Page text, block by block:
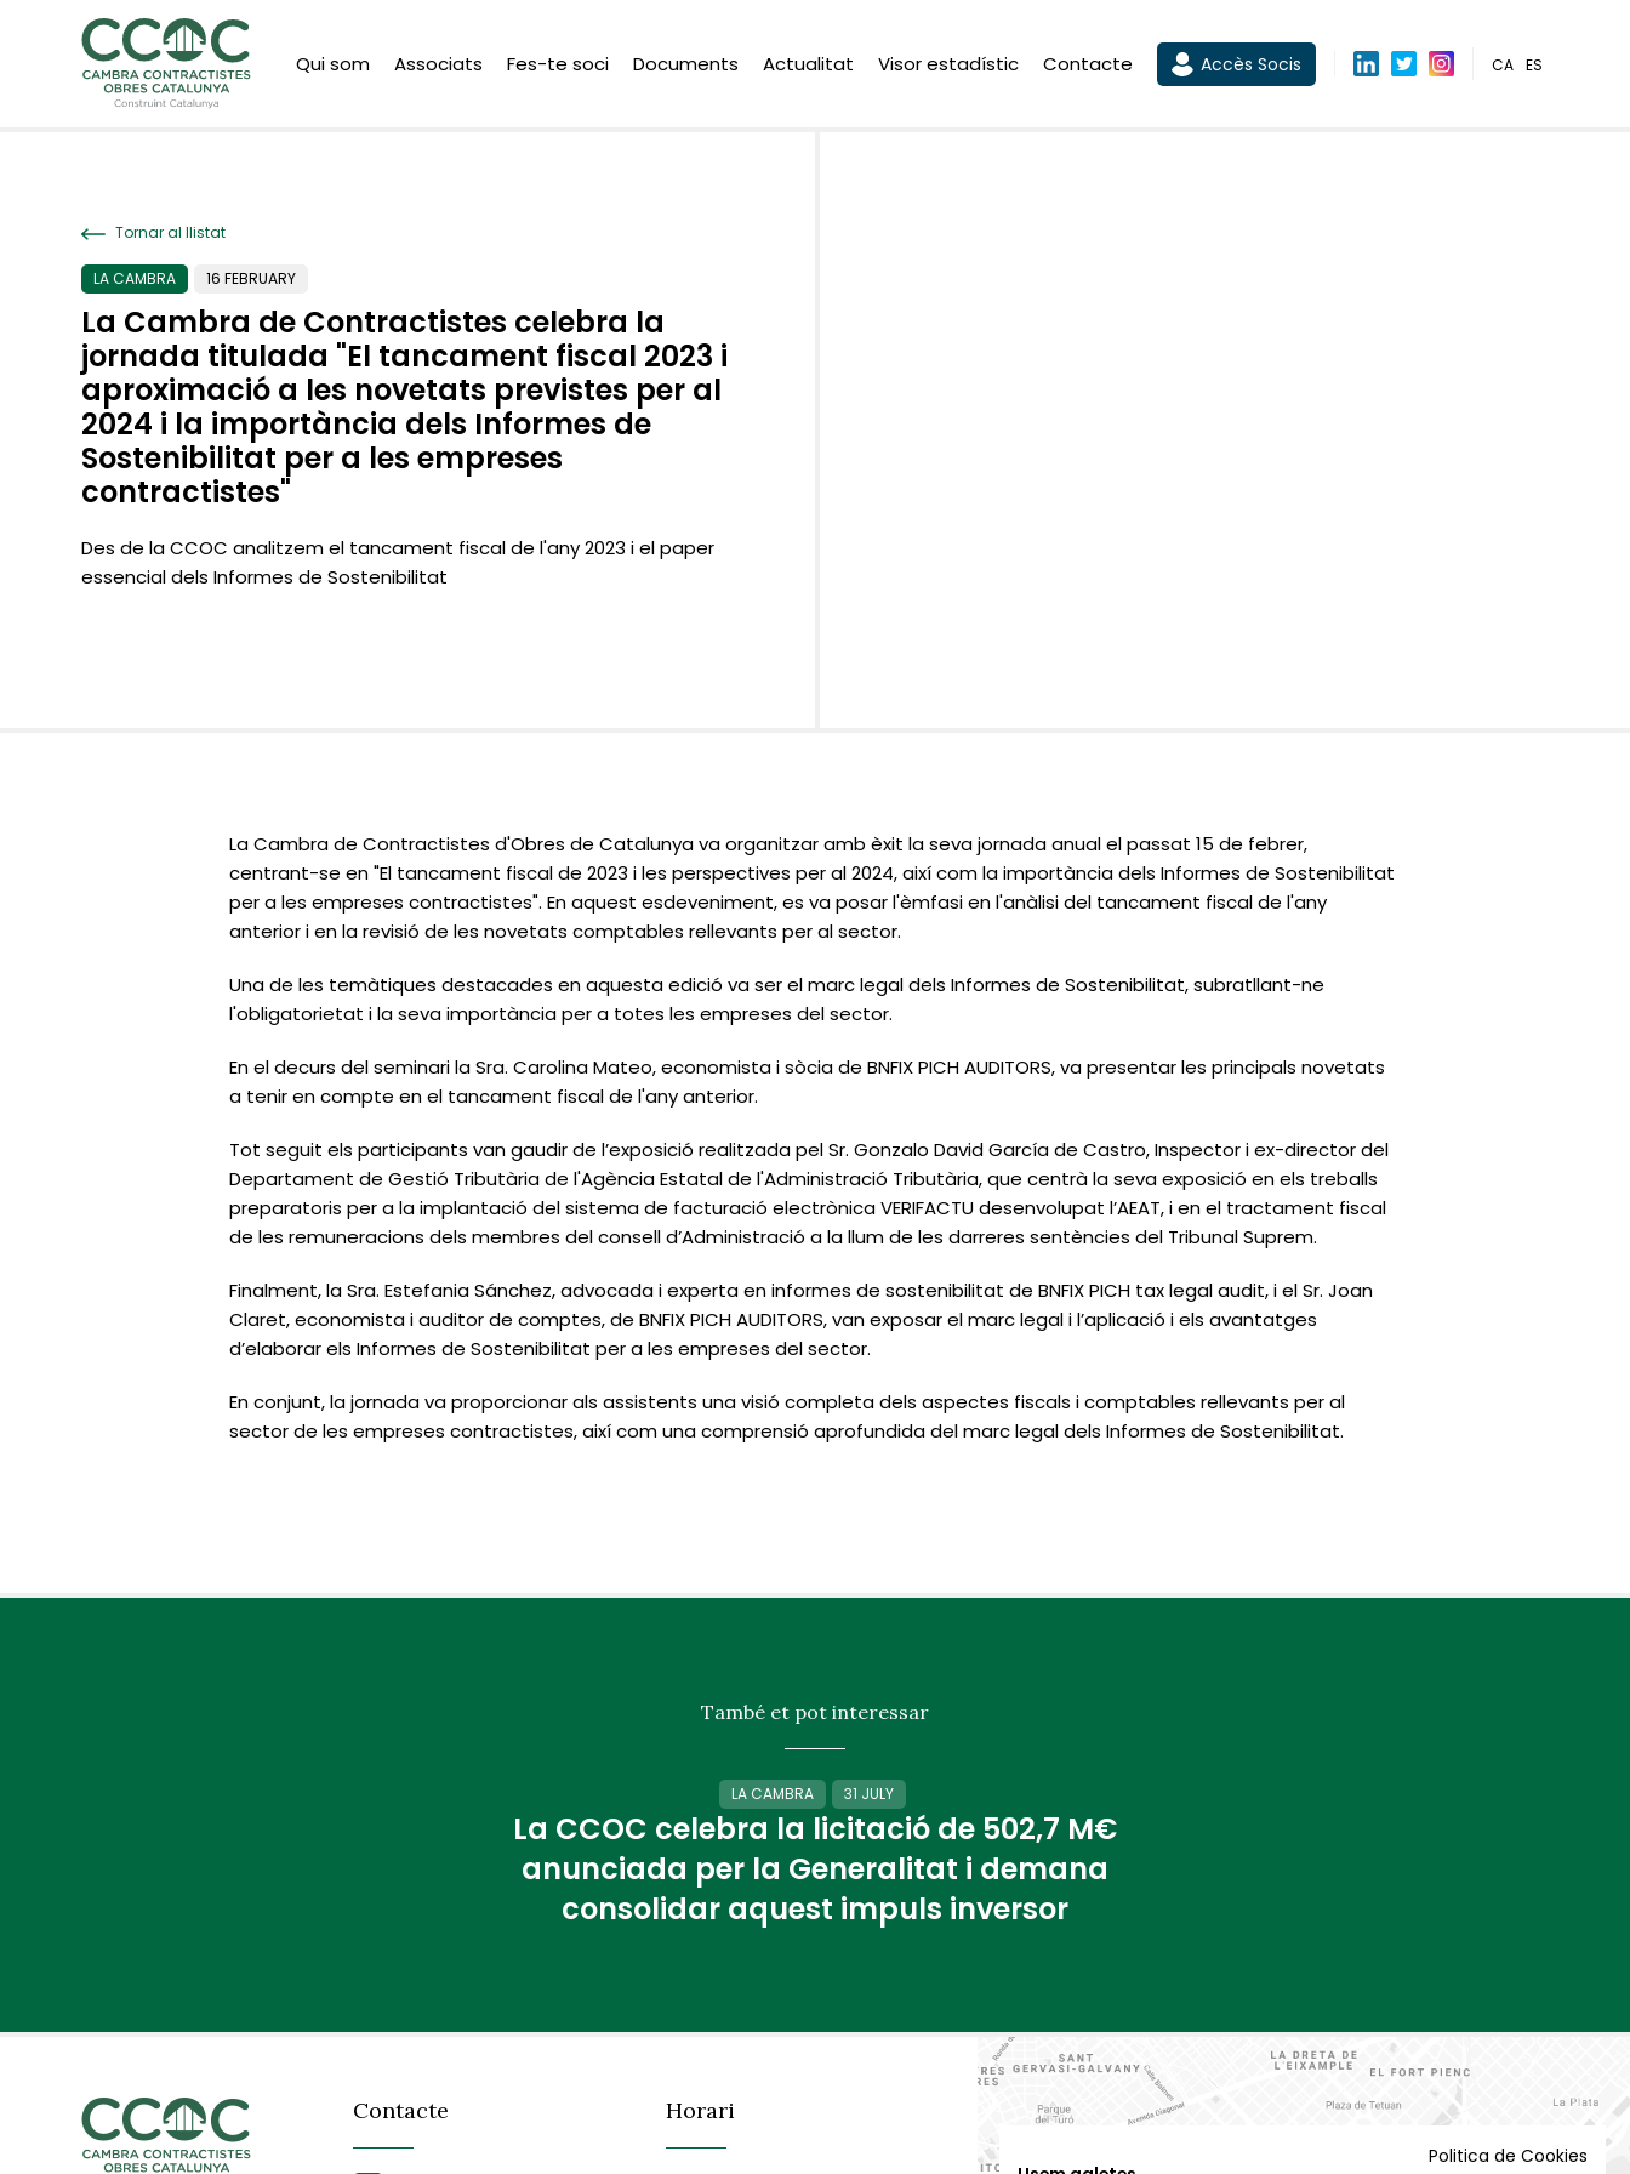
Qui som Associats Fes-te soci Documents Actualitat Visor estadístic Contacte Accès Socis CA ES
Tornar al llistat
LA CAMBRA 16 FEBRUARY
La Cambra de Contractistes celebra la
jornada titulada "El tancament fiscal 2023 i
aproximació a les novetats previstes per al
2024 i la importància dels Informes de
Sostenibilitat per a les empreses
contractistes"
Des de la CCOC analitzem el tancament fiscal de l'any 2023 i el paper
essencial dels Informes de Sostenibilitat
La Cambra de Contractistes d'Obres de Catalunya va organitzar amb èxit la seva jornada anual el passat 15 de febrer,
centrant-se en "El tancament fiscal de 2023 i les perspectives per al 2024, així com la importància dels Informes de Sostenibilitat
per a les empreses contractistes". En aquest esdeveniment, es va posar l'èmfasi en l'anàlisi del tancament fiscal de l'any
anterior i en la revisió de les novetats comptables rellevants per al sector.
Una de les temàtiques destacades en aquesta edició va ser el marc legal dels Informes de Sostenibilitat, subratllant-ne
l'obligatorietat i la seva importància per a totes les empreses del sector.
En el decurs del seminari la Sra. Carolina Mateo, economista i sòcia de BNFIX PICH AUDITORS, va presentar les principals novetats
a tenir en compte en el tancament fiscal de l'any anterior.
Tot seguit els participants van gaudir de l’exposició realitzada pel Sr. Gonzalo David García de Castro, Inspector i ex-director del
Departament de Gestió Tributària de l'Agència Estatal de l'Administració Tributària, que centrà la seva exposició en els treballs
preparatoris per a la implantació del sistema de facturació electrònica VERIFACTU desenvolupat l’AEAT, i en el tractament fiscal
de les remuneracions dels membres del consell d’Administració a la llum de les darreres sentències del Tribunal Suprem.
Finalment, la Sra. Estefania Sánchez, advocada i experta en informes de sostenibilitat de BNFIX PICH tax legal audit, i el Sr. Joan
Claret, economista i auditor de comptes, de BNFIX PICH AUDITORS, van exposar el marc legal i l’aplicació i els avantatges
d’elaborar els Informes de Sostenibilitat per a les empreses del sector.
En conjunt, la jornada va proporcionar als assistents una visió completa dels aspectes fiscals i comptables rellevants per al
sector de les empreses contractistes, així com una comprensió aprofundida del marc legal dels Informes de Sostenibilitat.
També et pot interessar
LA CAMBRA 31 JULY
La CCOC celebra la licitació de 502,7 M€
anunciada per la Generalitat i demana
consolidar aquest impuls inversor
Contacte Horari
Politica de Cookies